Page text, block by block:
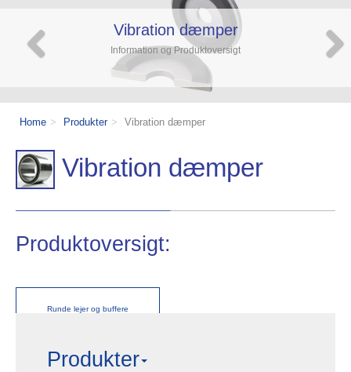
Vibration dæmper
Information og Produktoversigt
Home Produkter Vibration dæmper
Vibration dæmper
Produktoversigt:
Runde lejer og buffere
Ultrabøsninger
Produkter